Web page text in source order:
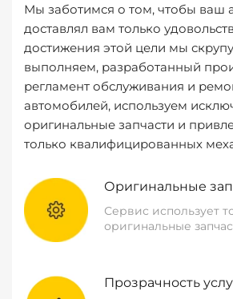
Мы заботимся о том, чтобы ваш
доставлял вам только
достижения этой цели мы
выполняем, разработанный
регламент обслуживания и
автомобилей, используем
оригинальные запчасти и
только квалифицированных
Оригинальные
Сервис использует
оригинальные
Прозрачность